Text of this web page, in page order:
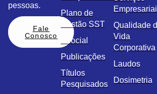
pessoas.
Fale
Conosco
Plano de
Gestão SST
eSocial
Publicações
Títulos
Pesquisados
Qualidade
Vida
Corporativa
Laudos
Dosimetria